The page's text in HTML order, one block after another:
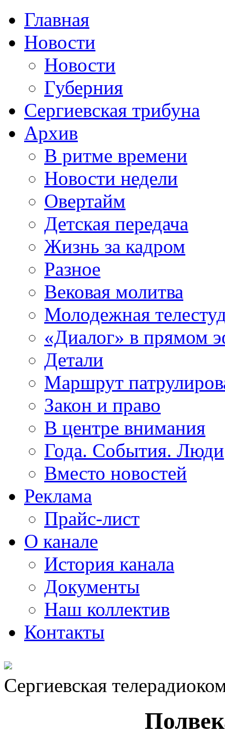
Главная
Новости
Новости
Губерния
Сергиевская трибуна
Архив
В ритме времени
Новости недели
Овертайм
Детская передача
Жизнь за кадром
Разное
Вековая молитва
Молодежная
«Диалог» в прямом
Детали
Маршрут
Закон и право
В центре внимания
Года. События. Люди
Вместо новостей
Реклама
Прайс-лист
О канале
История канала
Документы
Наш коллектив
Контакты
Сергиевская